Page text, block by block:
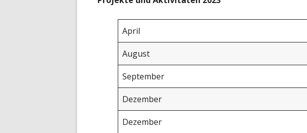
April
August
September
Dezember
Dezember